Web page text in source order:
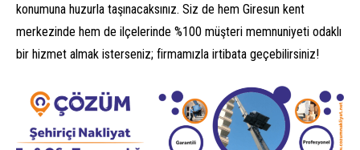
konumuna huzurla taşınacaksınız. Siz de hem Giresun kent
merkezinde hem de ilçelerinde %100 müşteri memnuniyeti odaklı
bir hizmet almak isterseniz; firmamızla irtibata geçebilirsiniz!